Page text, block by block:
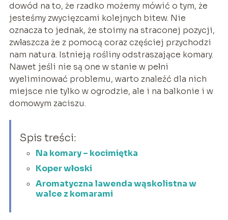
dowód na to, że rzadko możemy mówić o tym, że
jesteśmy zwycięzcami kolejnych bitew. Nie
oznacza to jednak, że stoimy na straconej pozycji,
zwłaszcza że z pomocą coraz częściej przychodzi
nam natura. Istnieją rośliny odstraszające komary.
Nawet jeśli nie są one w stanie w pełni
wyeliminować problemu, warto znaleźć dla nich
miejsce nie tylko w ogrodzie, ale i na balkonie i w
domowym zaciszu.
Spis treści:
Na komary – kocimiętka
Koper włoski
Aromatyczna lawenda wąskolistna w
walce z komarami